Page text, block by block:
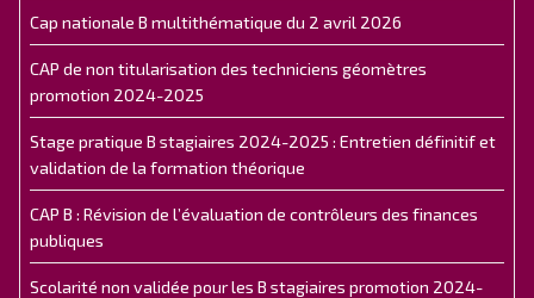
Cap nationale B multithématique du 2 avril 2026
CAP de non titularisation des techniciens géomètres
promotion 2024-2025
Stage pratique B stagiaires 2024-2025 : Entretien définitif et
validation de la formation théorique
CAP B : Révision de l’évaluation de contrôleurs des finances
publiques
Scolarité non validée pour les B stagiaires promotion 2024-